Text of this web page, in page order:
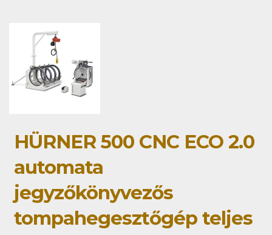
HÜRNER 500 CNC ECO 2.0
automata
jegyzőkönyvezős
tompahegesztőgép teljes